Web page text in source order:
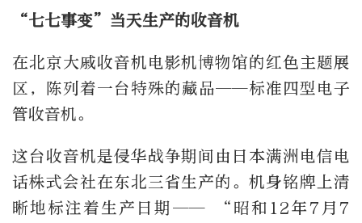
“七七事变”当天生产的收音机
在北京大戚收音机电影机博物馆的红色主题展
区，陈列着一台特殊的藏品——标准四型电子
管收音机。
这台收音机是侵华战争期间由日本满洲电信电
话株式会社在东北三省生产的。机身铭牌上清
晰地标注着生产日期—— “昭和 12年7月7